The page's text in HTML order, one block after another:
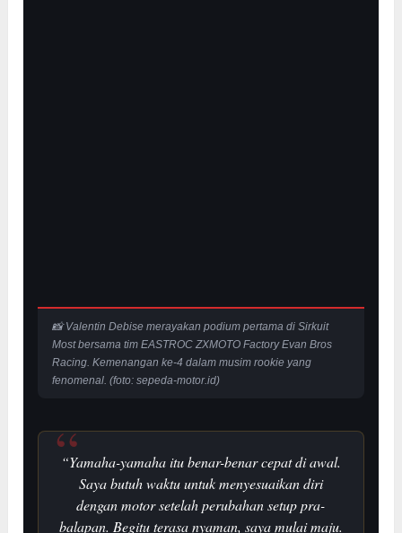
📸 Valentin Debise merayakan podium pertama di Sirkuit
Most bersama tim EASTROC ZXMOTO Factory Evan Bros
Racing. Kemenangan ke-4 dalam musim rookie yang
fenomenal. (foto: sepeda-motor.id)
“Yamaha-yamaha itu benar-benar cepat di awal.
Saya butuh waktu untuk menyesuaikan diri
dengan motor setelah perubahan setup pra-
balapan. Begitu terasa nyaman, saya mulai maju.